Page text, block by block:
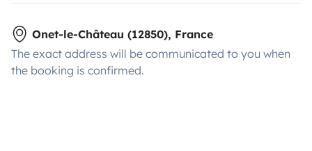
Onet-le-Château (12850), France
The exact address will be communicated to you when
the booking is confirmed.